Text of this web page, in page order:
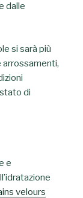
dalle
si sarà più
arrossamenti,
di
e
velours